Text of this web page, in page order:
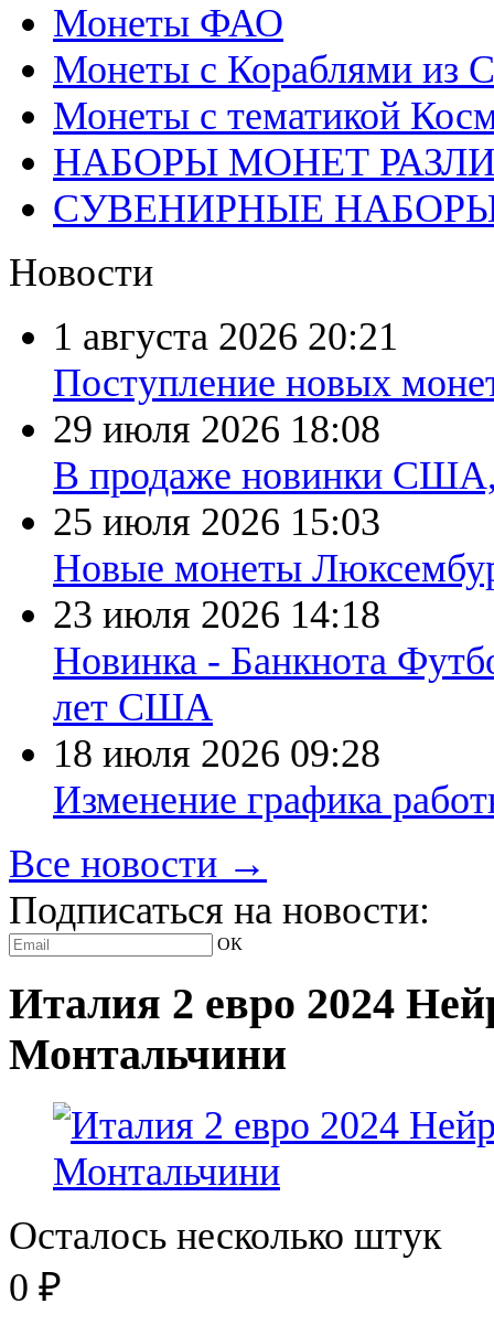
Монеты ФАО
Монеты с Кораблями из
Монеты с тематикой
НАБОРЫ МОНЕТ
СУВЕНИРНЫЕ
Новости
1 августа 2026 20:21
Поступление новых
29 июля 2026 18:08
В продаже новинки
25 июля 2026 15:03
Новые монеты
23 июля 2026 14:18
Новинка - Банкнота
лет США
18 июля 2026 09:28
Изменение графика
Все новости →
Подписаться на новости:
ОК
Италия 2 евро 2024
Монтальчини
Осталось несколько штук
0 ₽